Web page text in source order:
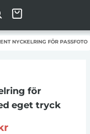
NYCKELRING FÖR
för
eget tryck